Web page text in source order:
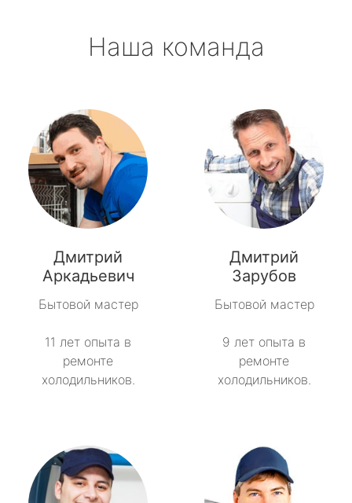
Наша команда
Дмитрий
Аркадьевич
Бытовой мастер
11 лет опыта в
ремонте
холодильников.
Дмитрий
Зарубов
Бытовой мастер
9 лет опыта в
ремонте
холодильников.